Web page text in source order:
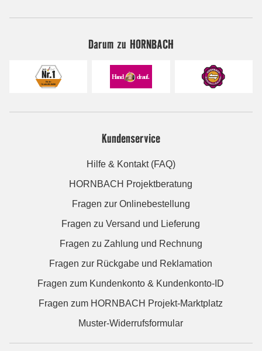
Darum zu HORNBACH
Kundenservice
Hilfe & Kontakt (FAQ)
HORNBACH Projektberatung
Fragen zur Onlinebestellung
Fragen zu Versand und Lieferung
Fragen zu Zahlung und Rechnung
Fragen zur Rückgabe und Reklamation
Fragen zum Kundenkonto & Kundenkonto-ID
Fragen zum HORNBACH Projekt-Marktplatz
Muster-Widerrufsformular